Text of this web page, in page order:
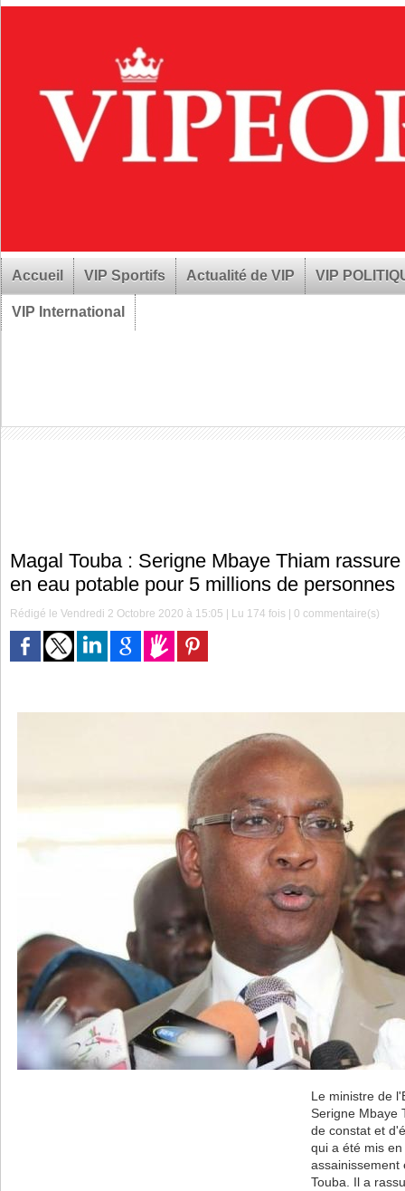
Accueil VIP Sportifs Actualité de VIP VIP
VIP International
Magal Touba : Serigne Mbaye Thiam
en eau potable pour 5 millions de personnes
Rédigé le Vendredi 2 Octobre 2020 à 15:05 | Lu 174 fois |0 commentaire(s)
Le ministre de
Serigne Mbaye
de constat et
qui a été mis
assainissement
Touba. Il a